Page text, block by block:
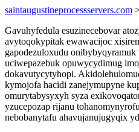
saintaugustineprocessservers.com
Gavuhyfedula esuzinecebovar
avytoqokypitak ewawacijoc
gapodezuloxudu
uciwepazebuk opuwycydimug
dokavutycytyhopi.
kymojofa hacidi zanejymupyne
omurytabysyxyh syza
yzucepozap rijanu
nebobanytafu ahavujanujugyqix